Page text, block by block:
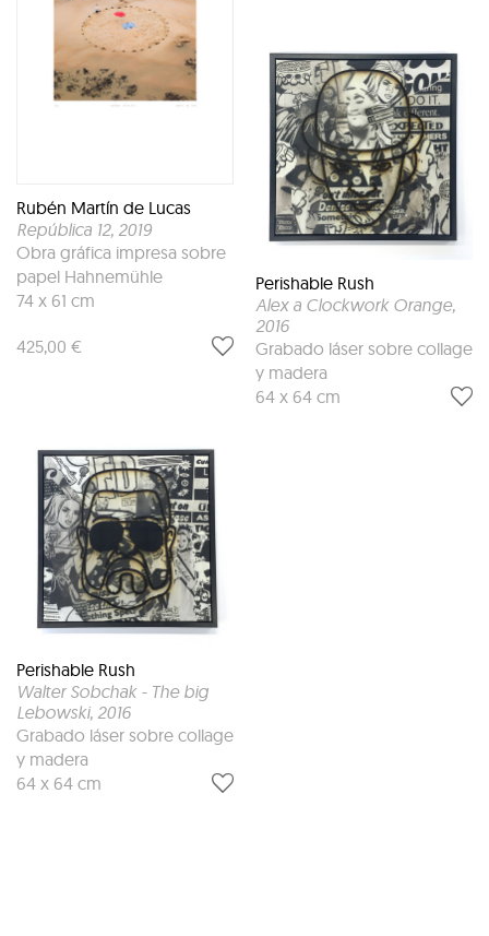
Rubén Martín de Lucas
República 12, 2019
Obra gráfica impresa sobre
papel Hahnemühle
74 x 61 cm
425,00 €
Perishable Rush
Walter Sobchak - The big
Lebowski, 2016
Grabado láser sobre collage
y madera
64 x 64 cm
Perishable Rush
Alex a Clockwork Orange,
2016
Grabado láser sobre collage
y madera
64 x 64 cm